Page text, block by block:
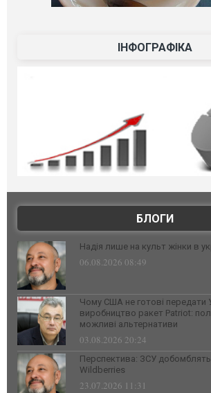
ІНФОГРАФІКА
БЛОГИ
Надія лише на культ жінки в
06.08.2026 08:49
Чому США не готові передати
виробництво ракет Patriot:
можливі альтернативи
03.08.2026 20:24
Перспектива: ЗСУ добомблять
Wildberries
23.07.2026 11:31